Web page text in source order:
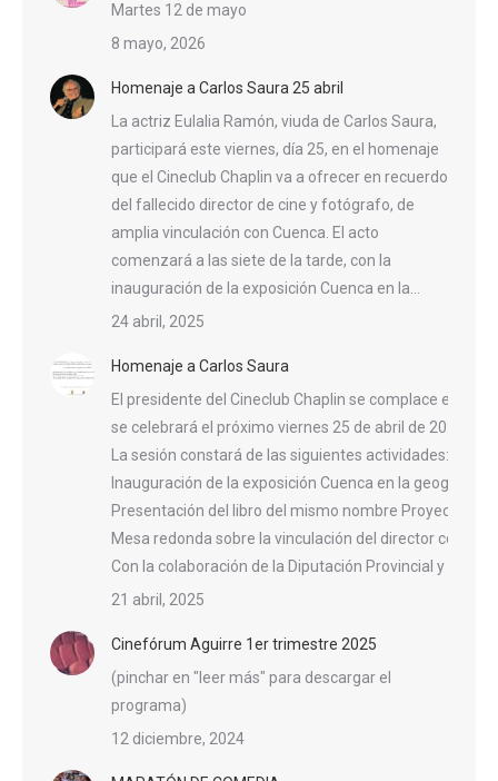
Martes 12 de mayo
8 mayo, 2026
Homenaje a Carlos Saura 25 abril
La actriz Eulalia Ramón, viuda de Carlos Saura,
participará este viernes, día 25, en el homenaje
que el Cineclub Chaplin va a ofrecer en recuerdo
del fallecido director de cine y fotógrafo, de
amplia vinculación con Cuenca. El acto
comenzará a las siete de la tarde, con la
inauguración de la exposición Cuenca en la…
24 abril, 2025
Homenaje a Carlos Saura
El presidente del Cineclub Chaplin se complace en
se celebrará el próximo viernes 25 de abril de 2025, a
La sesión constará de las siguientes actividades:
Inauguración de la exposición Cuenca en la geografía
Presentación del libro del mismo nombre Proyección
Mesa redonda sobre la vinculación del director con la
Con la colaboración de la Diputación Provincial y el
21 abril, 2025
Cinefórum Aguirre 1er trimestre 2025
(pinchar en "leer más" para descargar el
programa)
12 diciembre, 2024